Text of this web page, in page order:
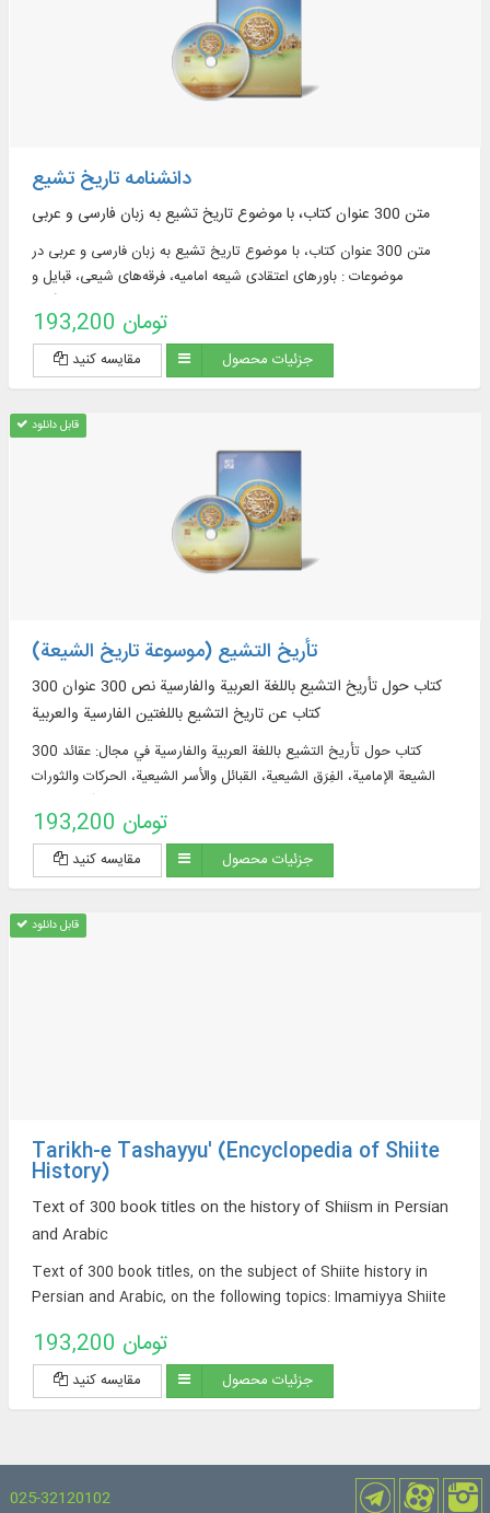
دانشنامه تاریخ تشیع
متن 300 عنوان کتاب، با موضوع تاريخ تشيع به زبان فارسی و عربی
متن 300 عنوان کتاب، با موضوع تاريخ تشيع به زبان فارسی و عربی در
موضوعات : باورهای اعتقادی شیعه امامیه، فرقه‌های شیعی، قبایل و
193,200 تومان
مقایسه کنید جزئیات محصول
قابل دانلود
تأريخ التشيع (موسوعة تاريخ الشيعة)
300 کتاب حول تأريخ التشيع باللغة العربية والفارسية نص 300 عنوان
كتاب عن تاريخ التشيع باللغتين الفارسية والعربية
300 کتاب حول تأريخ التشيع باللغة العربية والفارسية في مجال: عقائد
الشیعة الإمامية، الفِرَق الشيعية، القبائل والأسر الشيعية، الحركات والثورات
الشيعة و...
193,200 تومان
مقایسه کنید جزئیات محصول
قابل دانلود
Tarikh-e Tashayyu' (Encyclopedia of Shiite
History)
Text of 300 book titles on the history of Shiism in Persian
and Arabic
Text of 300 book titles, on the subject of Shiite history in
Persian and Arabic, on the following topics: Imamiyya Shiite
movements and uprisings, Shiite states, Shiite culture and
civilization, geographical distribution of Shiites, etc.
193,200 تومان
مقایسه کنید جزئیات محصول
025-32120102